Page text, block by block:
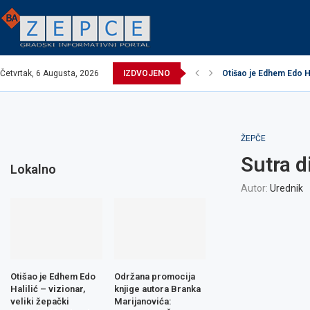
Četvrtak, 6 Augusta, 2026 IZDVOJENO Otišao je Edhem Edo
ŽEPČE
Sutra
Autor: Urednik
Lokalno
Otišao je Edhem Edo
Halilić – vizionar,
veliki žepački
Održana promocija
knjige autora Branka
Marijanovića: